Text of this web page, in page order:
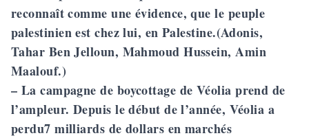
reconnaît comme une évidence, que le peuple
palestinien est chez lui, en Palestine.(Adonis,
Tahar Ben Jelloun, Mahmoud Hussein, Amin
Maalouf.)
– La campagne de boycottage de Véolia prend de
l’ampleur. Depuis le début de l’année, Véolia a
perdu7 milliards de dollars en marchés